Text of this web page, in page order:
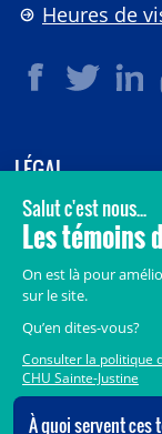
Heures de
LÉGAL
© 2006-2026CHU
Tous droits
Accès aux